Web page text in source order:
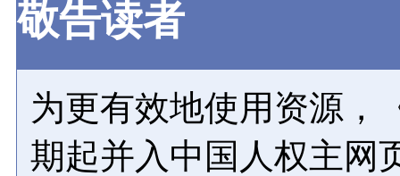
敬告读者
为更有效地使用资源，
期起并入中国人权主网